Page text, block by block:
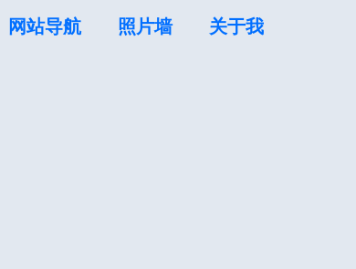
网站导航 照片墙 关于我